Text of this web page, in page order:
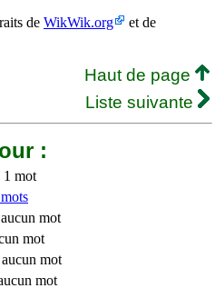
de WikWik.org
et de
Haut de page
Liste suivante
:
1 mot
mot
mot
mot
mot